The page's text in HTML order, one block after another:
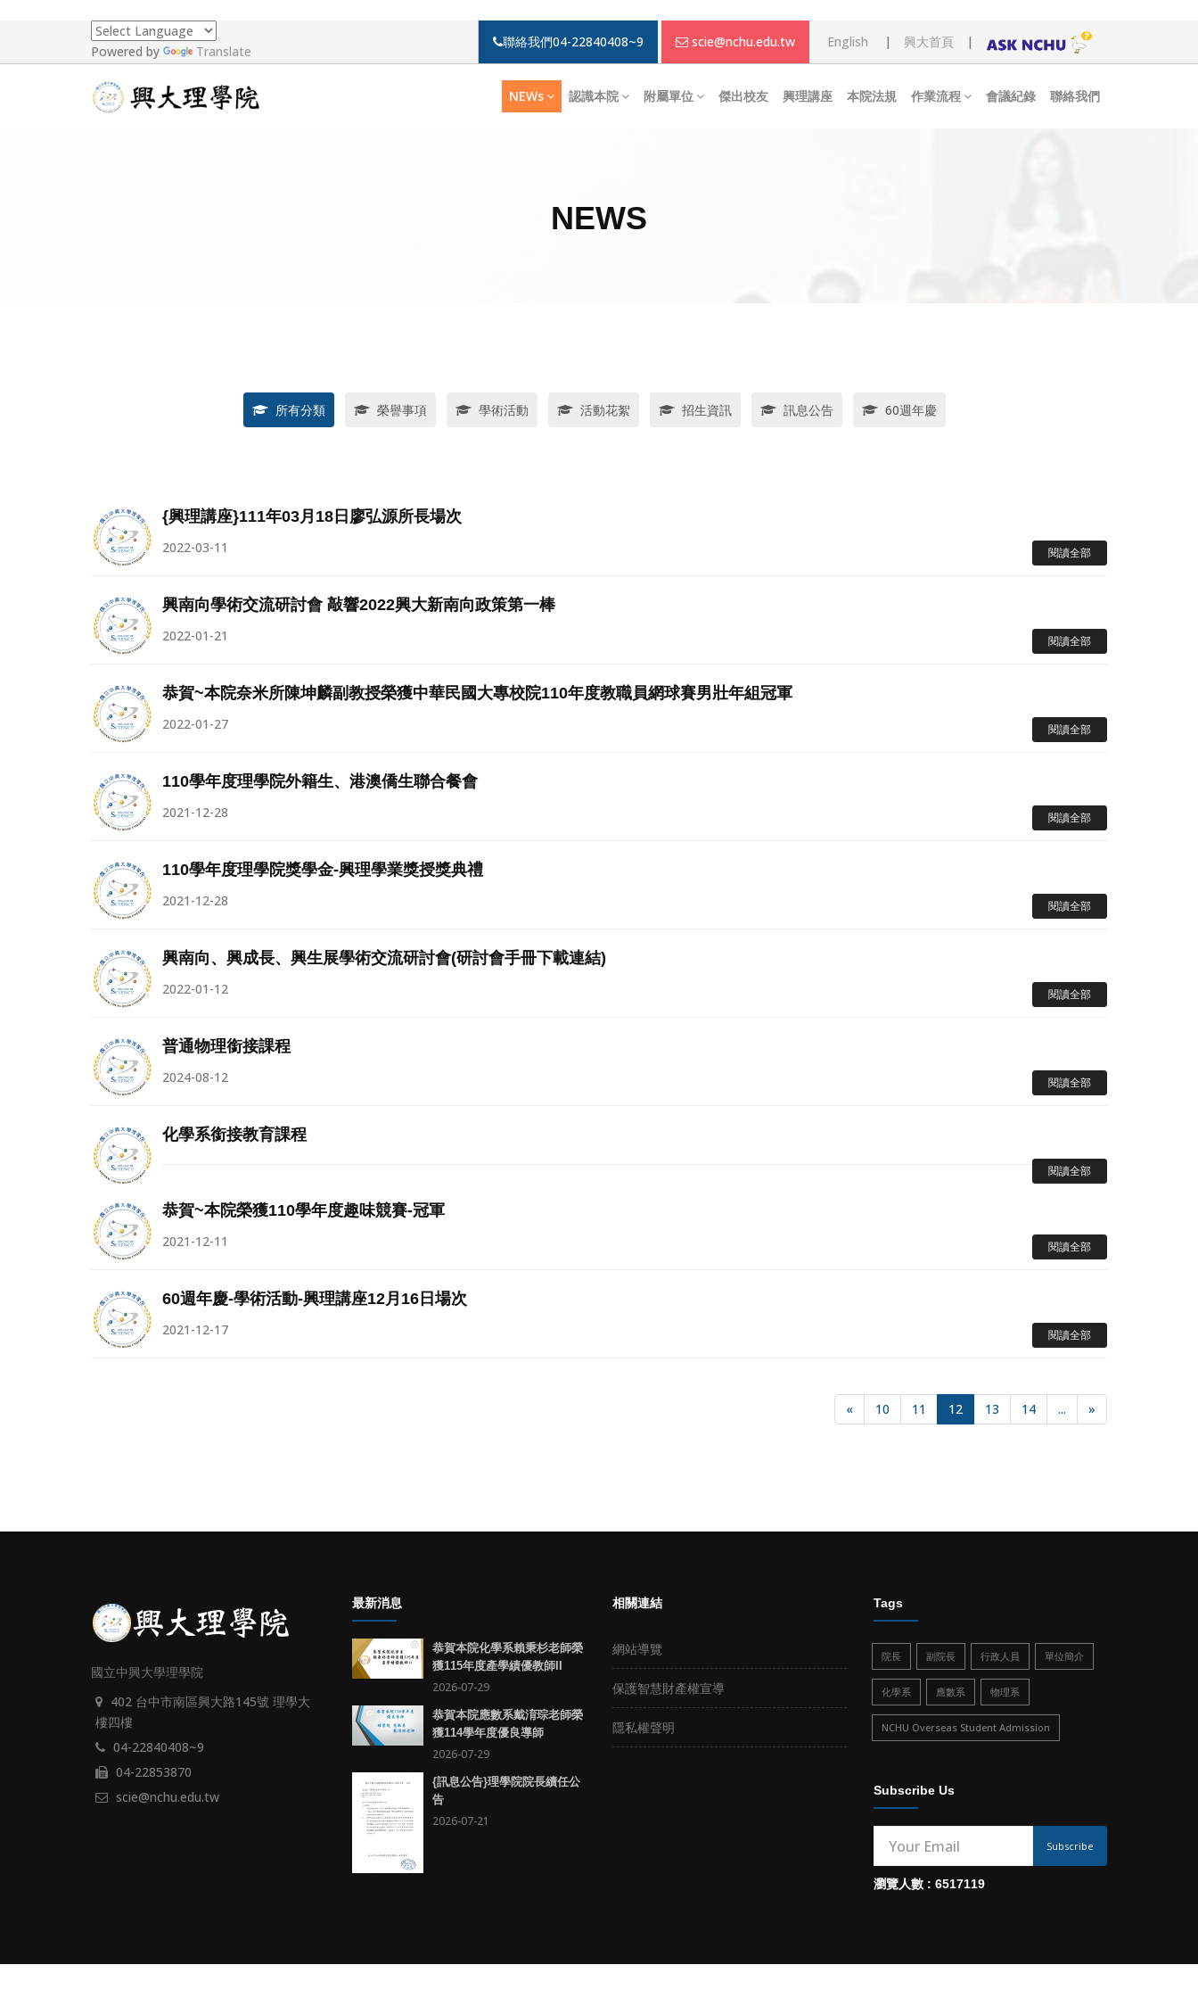
Powered by Translate
聯絡我們04-22840408~9 scie@nchu.edu.tw English | 興大首頁 |
NEWs 認識本院 附屬單位 傑出校友 興理講座 本院法規 作業流程 會議紀錄 聯絡我們
NEWS
所有分類 榮譽事項 學術活動 活動花絮 招生資訊 訊息公告 60週年慶
{興理講座}111年03月18日廖弘源所長場次
2022-03-11 閱讀全部
興南向學術交流研討會 敲響2022興大新南向政策第一棒
2022-01-21 閱讀全部
恭賀~本院奈米所陳坤麟副教授榮獲中華民國大專校院110年度教職員網球賽男壯年組冠軍
2022-01-27 閱讀全部
110學年度理學院外籍生、港澳僑生聯合餐會
2021-12-28 閱讀全部
110學年度理學院獎學金-興理學業獎授獎典禮
2021-12-28 閱讀全部
興南向、興成長、興生展學術交流研討會(研討會手冊下載連結)
2022-01-12 閱讀全部
普通物理銜接課程
2024-08-12 閱讀全部
化學系銜接教育課程
閱讀全部
恭賀~本院榮獲110學年度趣味競賽-冠軍
2021-12-11 閱讀全部
60週年慶-學術活動-興理講座12月16日場次
2021-12-17 閱讀全部
« 10 11 12 13 14 ... »
國立中興大學理學院
402 台中市南區興大路145號 理學大
樓四樓
04-22840408~9
04-22853870
scie@nchu.edu.tw
最新消息
恭賀本院化學系賴秉杉老師榮
獲115年度產學績優教師II
2026-07-29
恭賀本院應數系戴淯琮老師榮
獲114學年度優良導師
2026-07-29
{訊息公告}理學院院長續任公
告
2026-07-21
相關連結
網站導覽
保護智慧財產權宣導
隱私權聲明
Tags
院長 副院長 行政人員 單位簡介
化學系 應數系 物理系
NCHU Overseas Student Admission
Subscribe Us
Subscribe
瀏覽人數 : 6517119